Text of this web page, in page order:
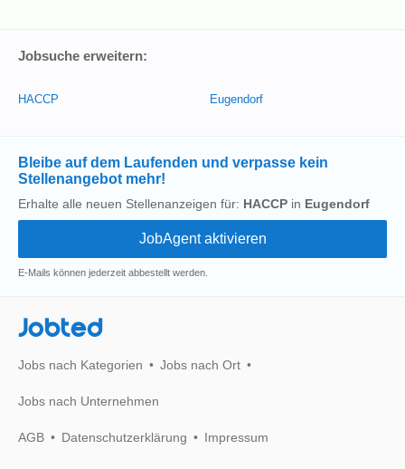
Jobsuche erweitern:
HACCP Eugendorf
Bleibe auf dem Laufenden und verpasse kein
Stellenangebot mehr!
Erhalte alle neuen Stellenanzeigen für: HACCP in Eugendorf
E-Mails können jederzeit abbestellt werden.
Jobted
Jobs nach Kategorien Jobs nach Ort
Jobs nach Unternehmen
AGB Datenschutzerklärung Impressum